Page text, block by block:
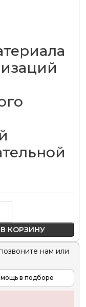
В КОРЗИНУ
нам или
в подборе